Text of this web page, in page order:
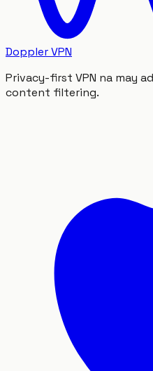
Doppler VPN
Privacy-first VPN na may
content filtering.